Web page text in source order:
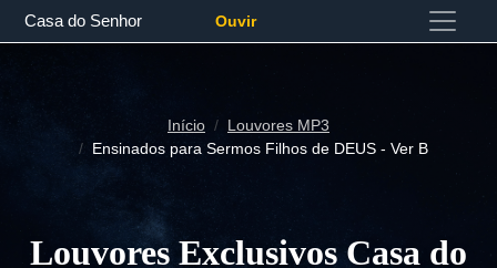
Casa do Senhor Ouvir
Início
Louvores MP3
Ensinados para Sermos Filhos de DEUS - Ver B
Louvores Exclusivos Casa do